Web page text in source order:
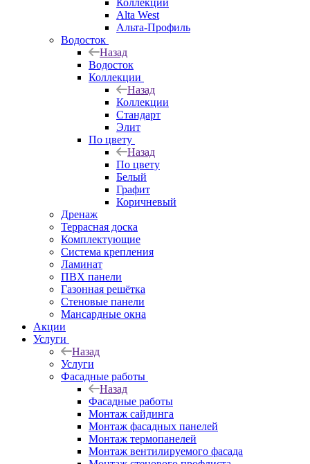
Коллекции
Alta West
Альта-Профиль
Водосток
Назад
Водосток
Коллекции
Назад
Коллекции
Стандарт
Элит
По цвету
Назад
По цвету
Белый
Графит
Коричневый
Дренаж
Террасная доска
Комплектующие
Система крепления
Ламинат
ПВХ панели
Газонная решётка
Стеновые панели
Мансардные окна
Акции
Услуги
Назад
Услуги
Фасадные работы
Назад
Фасадные работы
Монтаж сайдинга
Монтаж фасадных панелей
Монтаж термопанелей
Монтаж вентилируемого фасада